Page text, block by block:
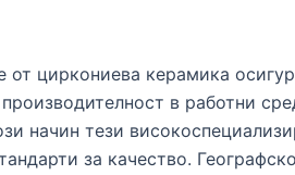
циркониева керамика
в работни
начин тези
за качество.